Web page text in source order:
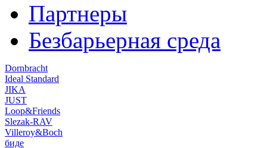
Партнеры
Безбарьерная среда
Dornbracht
Ideal Standard
JIKA
JUST
Loop&Friends
Slezak-RAV
Villeroy&Boch
биде